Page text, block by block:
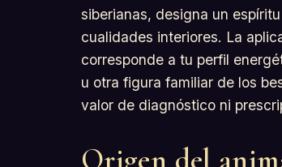
siberianas, designa un
cualidades interiores. La
corresponde a tu perfil
u otra figura familiar de los
valor de diagnóstico ni